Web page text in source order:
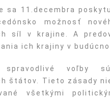
sa 11.decembra
možnosť
síl v krajine. A
ich krajiny v
voľby
štátov. Tieto zásady
všetkými